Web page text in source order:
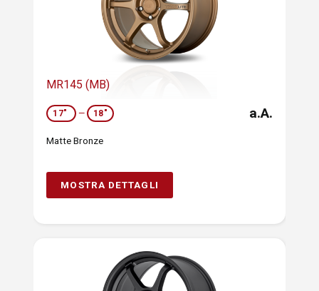
MR145 (MB)
17" — 18" a.A.
Matte Bronze
MOSTRA DETTAGLI